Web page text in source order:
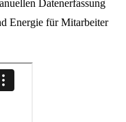
Datenerfassung
Energie für Mitarbeiter